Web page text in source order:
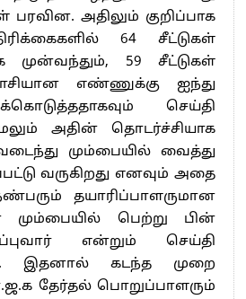
6 ஆக உயர்வு
பரவின. அதிலும் குறிப்பாக
64 சீட்டுகள்
முன்வந்தும், 59 சீட்டுகள்
எண்ணுக்கு ஐந்து
செய்தி
அதின் தொடர்ச்சியாக
மும்பையில் வைத்து
வருகிறது எனவும் அதை
தயாரிப்பாளருமான
மும்பையில் பெற்று பின்
என்றும் செய்தி
இதனால் கடந்த முறை
தேர்தல் பொறுப்பாளரும்